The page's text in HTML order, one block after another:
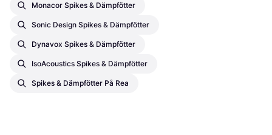
Monacor Spikes & Dämpfötter
Sonic Design Spikes & Dämpfötter
Dynavox Spikes & Dämpfötter
IsoAcoustics Spikes & Dämpfötter
Spikes & Dämpfötter På Rea